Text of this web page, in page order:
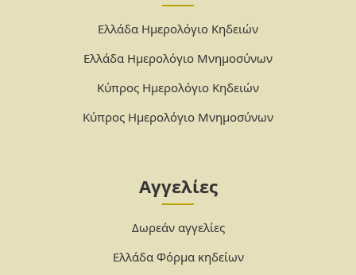
Ελλάδα Ημερολόγιο Κηδειών
Ελλάδα Ημερολόγιο Μνημοσύνων
Κύπρος Ημερολόγιο Κηδειών
Κύπρος Ημερολόγιο Μνημοσύνων
Αγγελίες
Δωρεάν αγγελίες
Ελλάδα Φόρμα κηδείων